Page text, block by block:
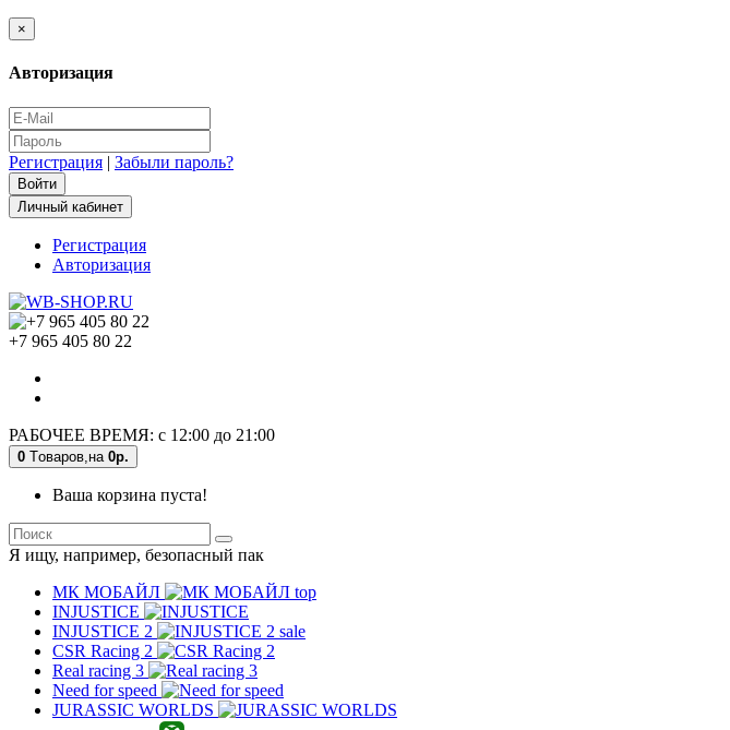
×
Авторизация
Регистрация | Забыли пароль?
Личный кабинет
Регистрация
Авторизация
+7 965 405 80 22
РАБОЧЕЕ ВРЕМЯ: с 12:00 до 21:00
0 Tоваров, на 0р.
Ваша корзина пуста!
Я ищу, например, безопасный пак
МК MОБAЙЛ
top
INJUSTICE
INJUSTICE 2
sale
CSR Racing 2
Real racing 3
Need for speed
JURASSIC WORLDS